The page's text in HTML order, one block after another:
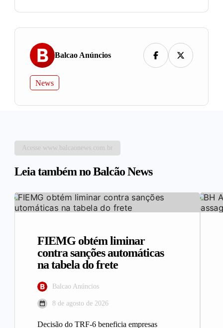
Balcao Anúncios
News
Acesse www.balcaonews.com.br
Leia também no Balcão News
FIEMG obtém liminar
contra sanções automáticas
na tabela do frete
Balcao Anúncios
8 de agosto de 2026
Decisão do TRF-6 beneficia empresas